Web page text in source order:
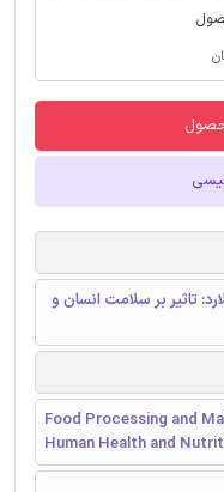
تاثیر بر سلامت انسان و
Food Processing and
Human Health and